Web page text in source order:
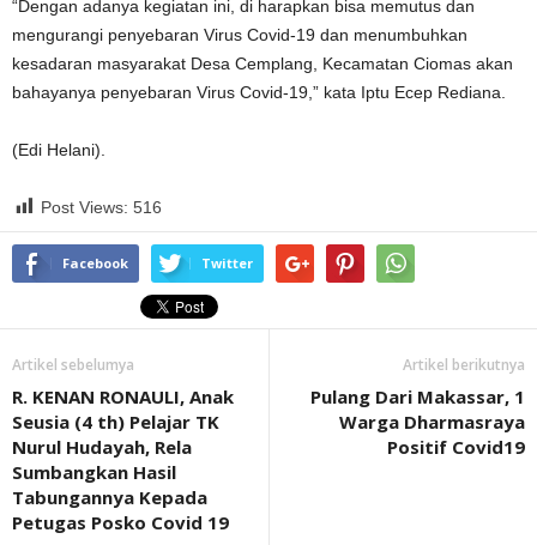
“Dengan adanya kegiatan ini, di harapkan bisa memutus dan
mengurangi penyebaran Virus Covid-19 dan menumbuhkan
kesadaran masyarakat Desa Cemplang, Kecamatan Ciomas akan
bahayanya penyebaran Virus Covid-19,” kata Iptu Ecep Rediana.
(Edi Helani).
Post Views: 516
Facebook Twitter
Artikel sebelumya
R. KENAN RONAULI, Anak
Seusia (4 th) Pelajar TK
Nurul Hudayah, Rela
Sumbangkan Hasil
Tabungannya Kepada
Petugas Posko Covid 19
Artikel berikutnya
Pulang Dari Makassar, 1
Warga Dharmasraya
Positif Covid19